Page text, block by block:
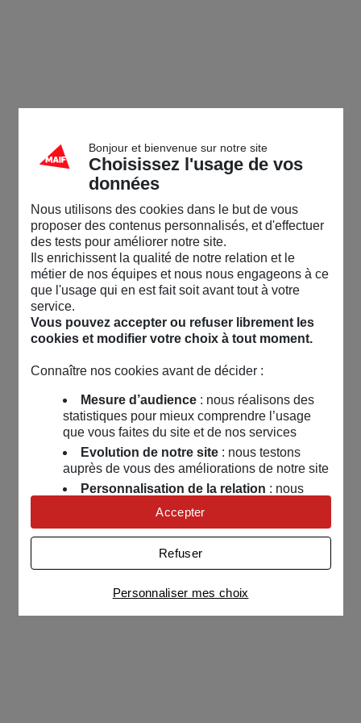
Bonjour et bienvenue sur notre site
Choisissez l'usage de vos
données
Nous utilisons des cookies dans le but de vous
proposer des contenus personnalisés, et d'effectuer
des tests pour améliorer notre site.
Ils enrichissent la qualité de notre relation et le
métier de nos équipes et nous nous engageons à ce
que l'usage qui en est fait soit avant tout à votre
service.
Vous pouvez accepter ou refuser librement les
cookies et modifier votre choix à tout moment.
Connaître nos cookies avant de décider :
Mesure d’audience: nous réalisons des
statistiques pour mieux comprendre l’usage
que vous faites du site et de nos services
Evolution de notre site: nous testons
auprès de vous des améliorations de notre site
Personnalisation de la relation : nous
nous servons de cookies pour adapter nos
contenus et personnaliser nos offres
Univers publicitaire: nous utilisons avec
nos partenaires des cookies pour afficher des
publicités personnalisées
Connaître notre politique cookies et la liste de nos
partenaires
Personnaliser mes choix
Refuser
Accepter